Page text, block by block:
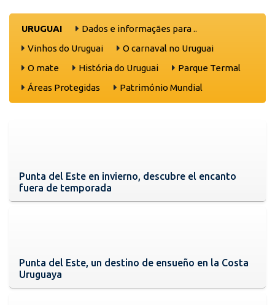
URUGUAI
Dados e informaçães para ..
Vinhos do Uruguai
O carnaval no Uruguai
O mate
História do Uruguai
Parque Termal
Áreas Protegidas
Património Mundial
Punta del Este en invierno, descubre el encanto
fuera de temporada
Punta del Este, un destino de ensueño en la Costa
Uruguaya